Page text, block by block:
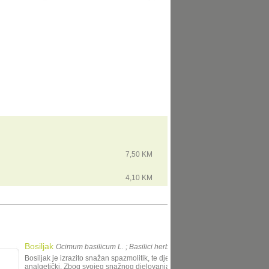
7,50 KM
4,10 KM
Bosiljak Ocimum basilicum L. ; Basilici herba
Bosiljak je izrazito snažan spazmolitik, te djeluje protuupalno i
analgetički. Zbog svojeg snažnog djelovanja, može ga se koristiti za